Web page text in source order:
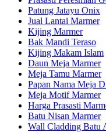
Patung Jatayu Onix
Jual Lantai Marmer
Kijing Marmer
Bak Mandi Teraso
Kijing Makam Islam
Daun Meja Marmer
Meja Tamu Marmer
Papan Nama Meja
Meja Motif Marmer
Harga Prasasti
Batu Nisan Marmer
Wall Cladding Batu